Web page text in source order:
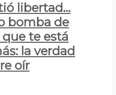
libertad…
bomba de
que te está
la verdad
oír